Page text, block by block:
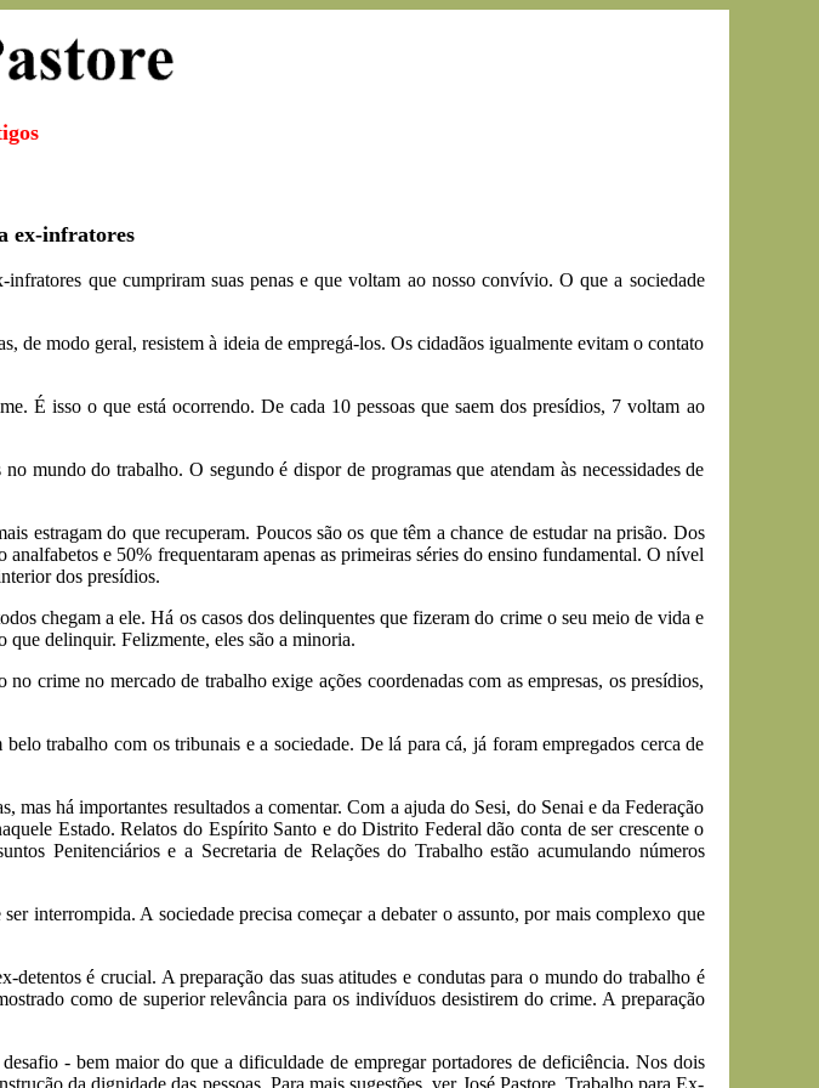
ex-infratores
que cumpriram suas penas e que voltam ao nosso convívio. O que a sociedade
de modo geral, resistem à ideia de empregá-los. Os cidadãos igualmente evitam o contato
É isso o que está ocorrendo. De cada 10 pessoas que saem dos presídios, 7 voltam ao
mundo do trabalho. O segundo é dispor de programas que atendam às necessidades de
estragam do que recuperam. Poucos são os que têm a chance de estudar na prisão. Dos
e 50% frequentaram apenas as primeiras séries do ensino fundamental. O nível
dos presídios.
chegam a ele. Há os casos dos delinquentes que fizeram do crime o seu meio de vida e
que delinquir. Felizmente, eles são a minoria.
crime no mercado de trabalho exige ações coordenadas com as empresas, os presídios,
trabalho com os tribunais e a sociedade. De lá para cá, já foram empregados cerca de
mas há importantes resultados a comentar. Com a ajuda do Sesi, do Senai e da Federação
Estado. Relatos do Espírito Santo e do Distrito Federal dão conta de ser crescente o
Penitenciários e a Secretaria de Relações do Trabalho estão acumulando números
interrompida. A sociedade precisa começar a debater o assunto, por mais complexo que
é crucial. A preparação das suas atitudes e condutas para o mundo do trabalho é
como de superior relevância para os indivíduos desistirem do crime. A preparação
- bem maior do que a dificuldade de empregar portadores de deficiência. Nos dois
da dignidade das pessoas. Para mais sugestões, ver José Pastore, Trabalho para Ex-